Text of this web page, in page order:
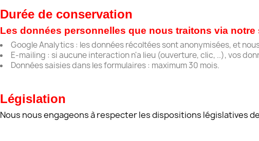
Durée de conservation
Les données personnelles que nous traitons via
Google Analytics : les données récoltées sont anonymisées, et
E-mailing : si aucune interaction n'a lieu (ouverture, clic, ..), vos
Données saisies dans les formulaires : maximum 30 mois.
​Législation
Nous nous engageons à respecter les dispositions législatives